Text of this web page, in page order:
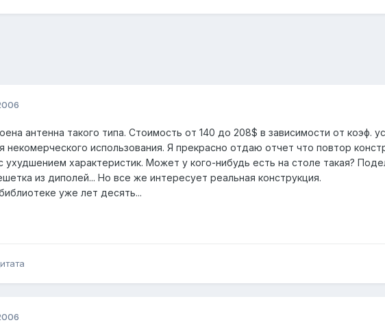
антенна такого типа. Стоимость от 140 до 208$ в зависимости от коэф.
некомерческого использования. Я прекрасно отдаю отчет что повтор
ухудшением характеристик. Может у кого-нибудь есть на столе такая?
из диполей... Но все же интересует реальная конструкция.
уже лет десять...